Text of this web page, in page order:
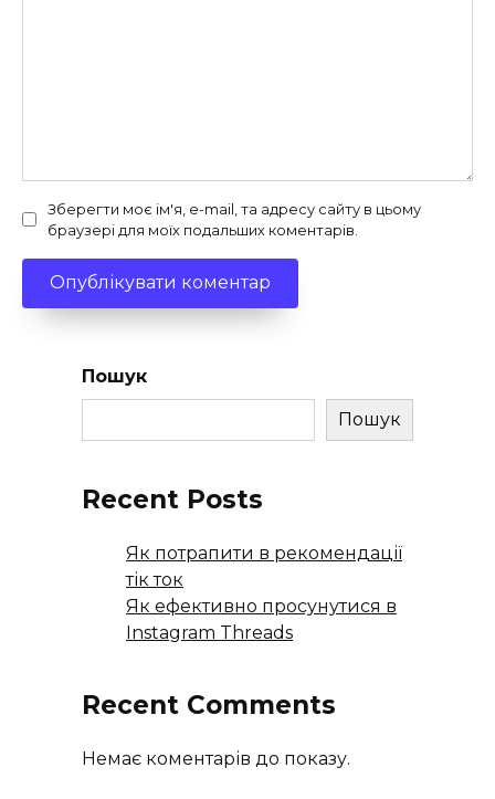
Зберегти моє ім'я, e-mail, та адресу сайту в цьому
браузері для моїх подальших коментарів.
Пошук
Пошук
Recent Posts
Як потрапити в рекомендації
тік ток
Як ефективно просунутися в
Instagram Threads
Recent Comments
Немає коментарів до показу.